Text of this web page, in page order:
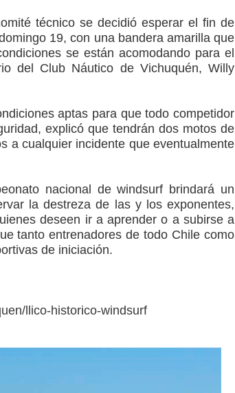
técnico se decidió esperar el fin de
19, con una bandera amarilla que
se están acomodando para el
del Club Náutico de Vichuquén, Willy
aptas para que todo competidor
explicó que tendrán dos motos de
a cualquier incidente que eventualmente
nacional de windsurf brindará un
la destreza de las y los exponentes,
deseen ir a aprender o a subirse a
tanto entrenadores de todo Chile como
de iniciación.
llico-historico-windsurf